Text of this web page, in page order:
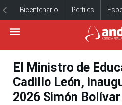
Bicentenario Perfiles
El Ministro de
Cadillo León,
2026 Simón